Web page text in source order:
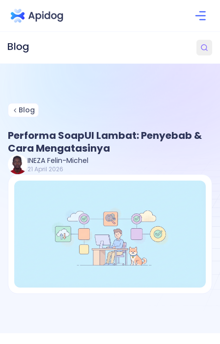
Blog
Performa SoapUI Lambat: Penyebab &
Cara Mengatasinya
INEZA Felin-Michel
21 April 2026